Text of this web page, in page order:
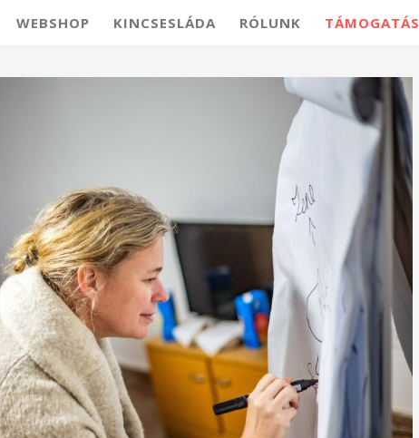
WEBSHOP KINCSESLÁDA RÓLUNK TÁMOGATÁS